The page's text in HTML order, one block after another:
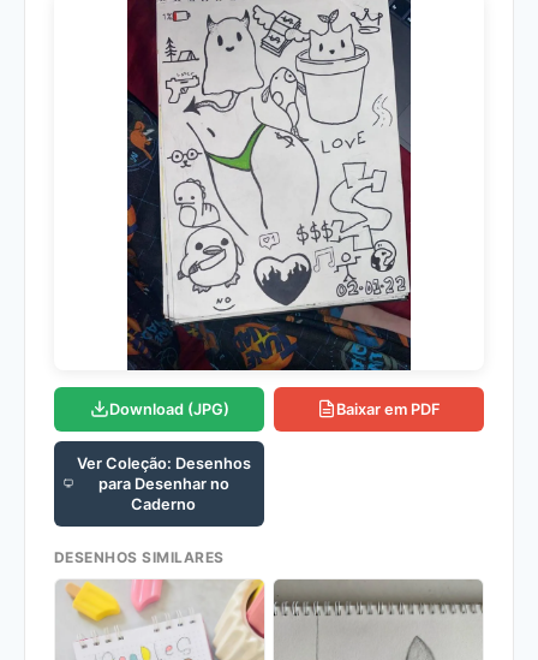
Download (JPG) Baixar em PDF
Ver Coleção: Desenhos
para Desenhar no
Caderno
DESENHOS SIMILARES